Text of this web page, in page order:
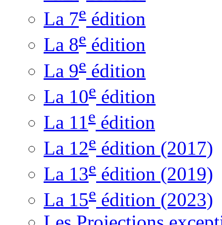
La 7e édition
La 8e édition
La 9e édition
La 10e édition
La 11 e édition
La 12e édition (2017)
La 13e édition (2019)
La 15e édition (2023)